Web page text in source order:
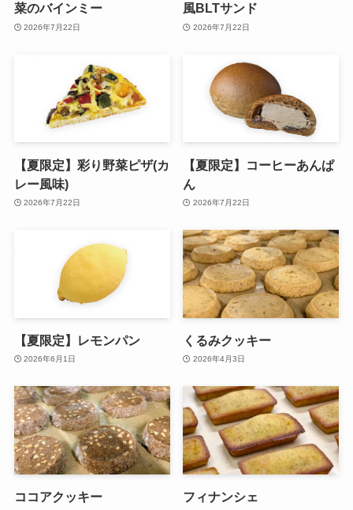
菜のバインミー
2026年7月22日
風BLTサンド
2026年7月22日
【夏限定】彩り野菜ピザ(カ
レー風味)
2026年7月22日
【夏限定】コーヒーあんぱ
ん
2026年7月22日
【夏限定】レモンパン
2026年6月1日
くるみクッキー
2026年4月3日
ココアクッキー フィナンシェ